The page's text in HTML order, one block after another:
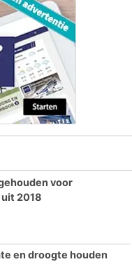
voor
2018
en droogte houden